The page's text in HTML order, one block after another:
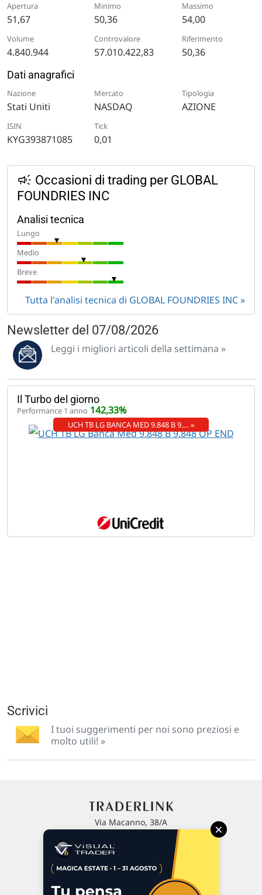
Apertura
51,67
Minimo
50,36
Massimo
54,00
Volume
4.840.944
Controvalore
57.010.422,83
Riferimento
50,36
Dati anagrafici
Nazione
Stati Uniti
Mercato
NASDAQ
Tipologia
AZIONE
ISIN
KYG393871085
Tick
0,01
Occasioni di trading per GLOBAL
FOUNDRIES INC
Analisi tecnica
Lungo
Medio
Breve
Tutta l'analisi tecnica di GLOBAL FOUNDRIES INC
Newsletter del 07/08/2026
Leggi i migliori articoli della settimana »
Il Turbo del giorno
Performance 1 anno 142,33%
UCH TB LG BANCA MED 9.848 B 9.… »
Scrivici
I tuoi suggerimenti per noi sono preziosi e
molto utili! »
Via Macanno, 38/A
P.IVA 02 452 460 401
×